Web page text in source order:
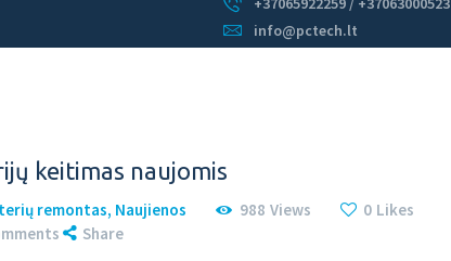
keitimas naujomis
remontas, Naujienos 988 Views 0 Likes
Share
info@pctech.lt